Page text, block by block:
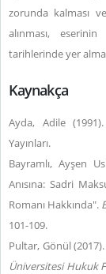
zorunda kalması
alınması,
tarihlerinde yer
Kaynakça
Ayda, Adile (1991).
Yayınları.
Bayramlı, Ayşen
Anısına: Sadri
Romanı Hakkında".
101-109.
Pultar, Gönül
Üniversitesi Hukuk